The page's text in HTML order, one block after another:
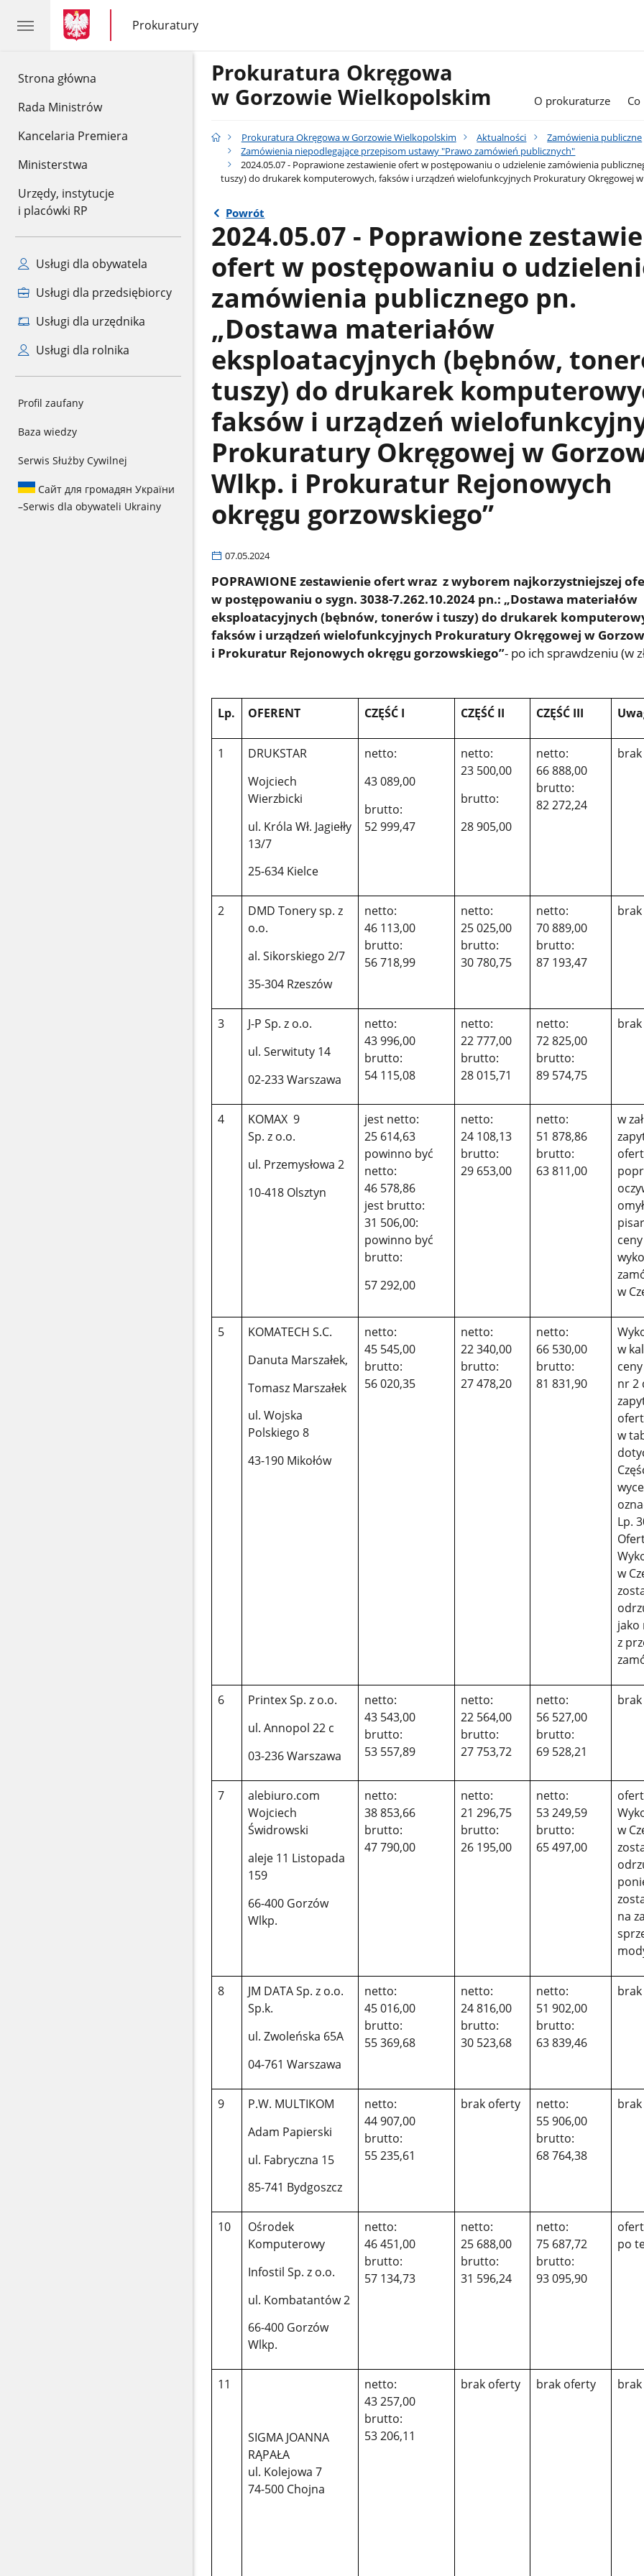
Strona główna
Rada Ministrów
Kancelaria Premiera
Ministerstwa
Urzędy, instytucje
i placówki RP
Usługi dla obywatela
Usługi dla przedsiębiorcy
Usługi dla urzędnika
Usługi dla rolnika
Profil zaufany
Baza wiedzy
Serwis Służby Cywilnej
Сайт для громадян України
–Serwis dla obywateli Ukrainy
gov.pl
gov.pl
Prokuratury
gov.pl
Prokuratury
Prokuratura Okręgowa
w Gorzowie Wielkopolskim
O prokuraturze
Prokuratura Okręgowa w Gorzowie Wielkopolskim Aktualności
Zamówienia publiczne
Zamówienia niepodlegające przepisom ustawy "Prawo zamówień publicznych"
2024.05.07 - Poprawione zestawienie ofert w postępowaniu o udzielenie zamówienia
tuszy) do drukarek komputerowych, faksów i urządzeń wielofunkcyjnych Prokuratury Okręgowej
Powrót
2024.05.07 - Poprawione
ofert w postępowaniu o
zamówienia publicznego pn.
„Dostawa materiałów
eksploatacyjnych (bębnów,
tuszy) do drukarek
faksów i urządzeń
Prokuratury Okręgowej w
Wlkp. i Prokuratur Rejonowych
okręgu gorzowskiego”
07.05.2024
POPRAWIONE zestawienie ofert wraz z wyborem najkorzystniejszej
w postępowaniu o sygn. 3038-7.262.10.2024 pn.: „Dostawa materiałów
eksploatacyjnych (bębnów, tonerów i tuszy) do drukarek
faksów i urządzeń wielofunkcyjnych Prokuratury Okręgowej w
i Prokuratur Rejonowych okręgu gorzowskiego”- po ich sprawdzeniu (w
Lp. OFERENT CZĘŚĆ I CZĘŚĆ II CZĘŚĆ III
1
DRUKSTAR
Wojciech
Wierzbicki
ul. Króla Wł. Jagiełły
13/7
25-634 Kielce
netto:
43 089,00
brutto:
52 999,47
netto:
23 500,00
brutto:
28 905,00
netto:
66 888,00
brutto:
82 272,24
brak
2
DMD Tonery sp. z
o.o.
al. Sikorskiego 2/7
35-304 Rzeszów
netto:
46 113,00
brutto:
56 718,99
netto:
25 025,00
brutto:
30 780,75
netto:
70 889,00
brutto:
87 193,47
brak
3
J-P Sp. z o.o.
ul. Serwituty 14
02-233 Warszawa
netto:
43 996,00
brutto:
54 115,08
netto:
22 777,00
brutto:
28 015,71
netto:
72 825,00
brutto:
89 574,75
brak
4
KOMAX 9
Sp. z o.o.
ul. Przemysłowa 2
10-418 Olsztyn
jest netto:
25 614,63
powinno być
netto:
46 578,86
jest brutto:
31 506,00:
powinno być
brutto:
57 292,00
netto:
24 108,13
brutto:
29 653,00
netto:
51 878,86
brutto:
63 811,00
w
w
5
KOMATECH S.C.
Danuta Marszałek,
Tomasz Marszałek
ul. Wojska
Polskiego 8
43-190 Mikołów
netto:
45 545,00
brutto:
56 020,35
netto:
22 340,00
brutto:
27 478,20
netto:
66 530,00
brutto:
81 831,90
w
nr 2
w
Lp.
w
jako
z
6
Printex Sp. z o.o.
ul. Annopol 22 c
03-236 Warszawa
netto:
43 543,00
brutto:
53 557,89
netto:
22 564,00
brutto:
27 753,72
netto:
56 527,00
brutto:
69 528,21
brak
7
alebiuro.com
Wojciech
Świdrowski
aleje 11 Listopada
159
66-400 Gorzów
Wlkp.
netto:
38 853,66
brutto:
47 790,00
netto:
21 296,75
brutto:
26 195,00
netto:
53 249,59
brutto:
65 497,00
w
na
8
JM DATA Sp. z o.o.
Sp.k.
ul. Zwoleńska 65A
04-761 Warszawa
netto:
45 016,00
brutto:
55 369,68
netto:
24 816,00
brutto:
30 523,68
netto:
51 902,00
brutto:
63 839,46
brak
9
P.W. MULTIKOM
Adam Papierski
ul. Fabryczna 15
85-741 Bydgoszcz
netto:
44 907,00
brutto:
55 235,61
brak oferty
netto:
55 906,00
brutto:
68 764,38
brak
10
Ośrodek
Komputerowy
Infostil Sp. z o.o.
ul. Kombatantów 2
66-400 Gorzów
Wlkp.
netto:
46 451,00
brutto:
57 134,73
netto:
25 688,00
brutto:
31 596,24
netto:
75 687,72
brutto:
93 095,90
po
11
SIGMA JOANNA
RĄPAŁA
ul. Kolejowa 7
74-500 Chojna
netto:
43 257,00
brutto:
53 206,11
brak oferty brak oferty brak